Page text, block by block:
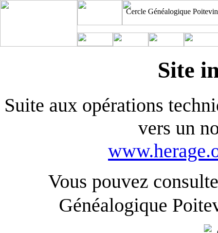
Cercle Généalogique Poitevin
Site
Suite aux opérations
vers un
Vous pouvez
Généalogique